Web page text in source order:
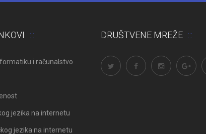
i računalstvo
jezika na internetu
jezika na internetu
DRUŠTVENE MREŽE